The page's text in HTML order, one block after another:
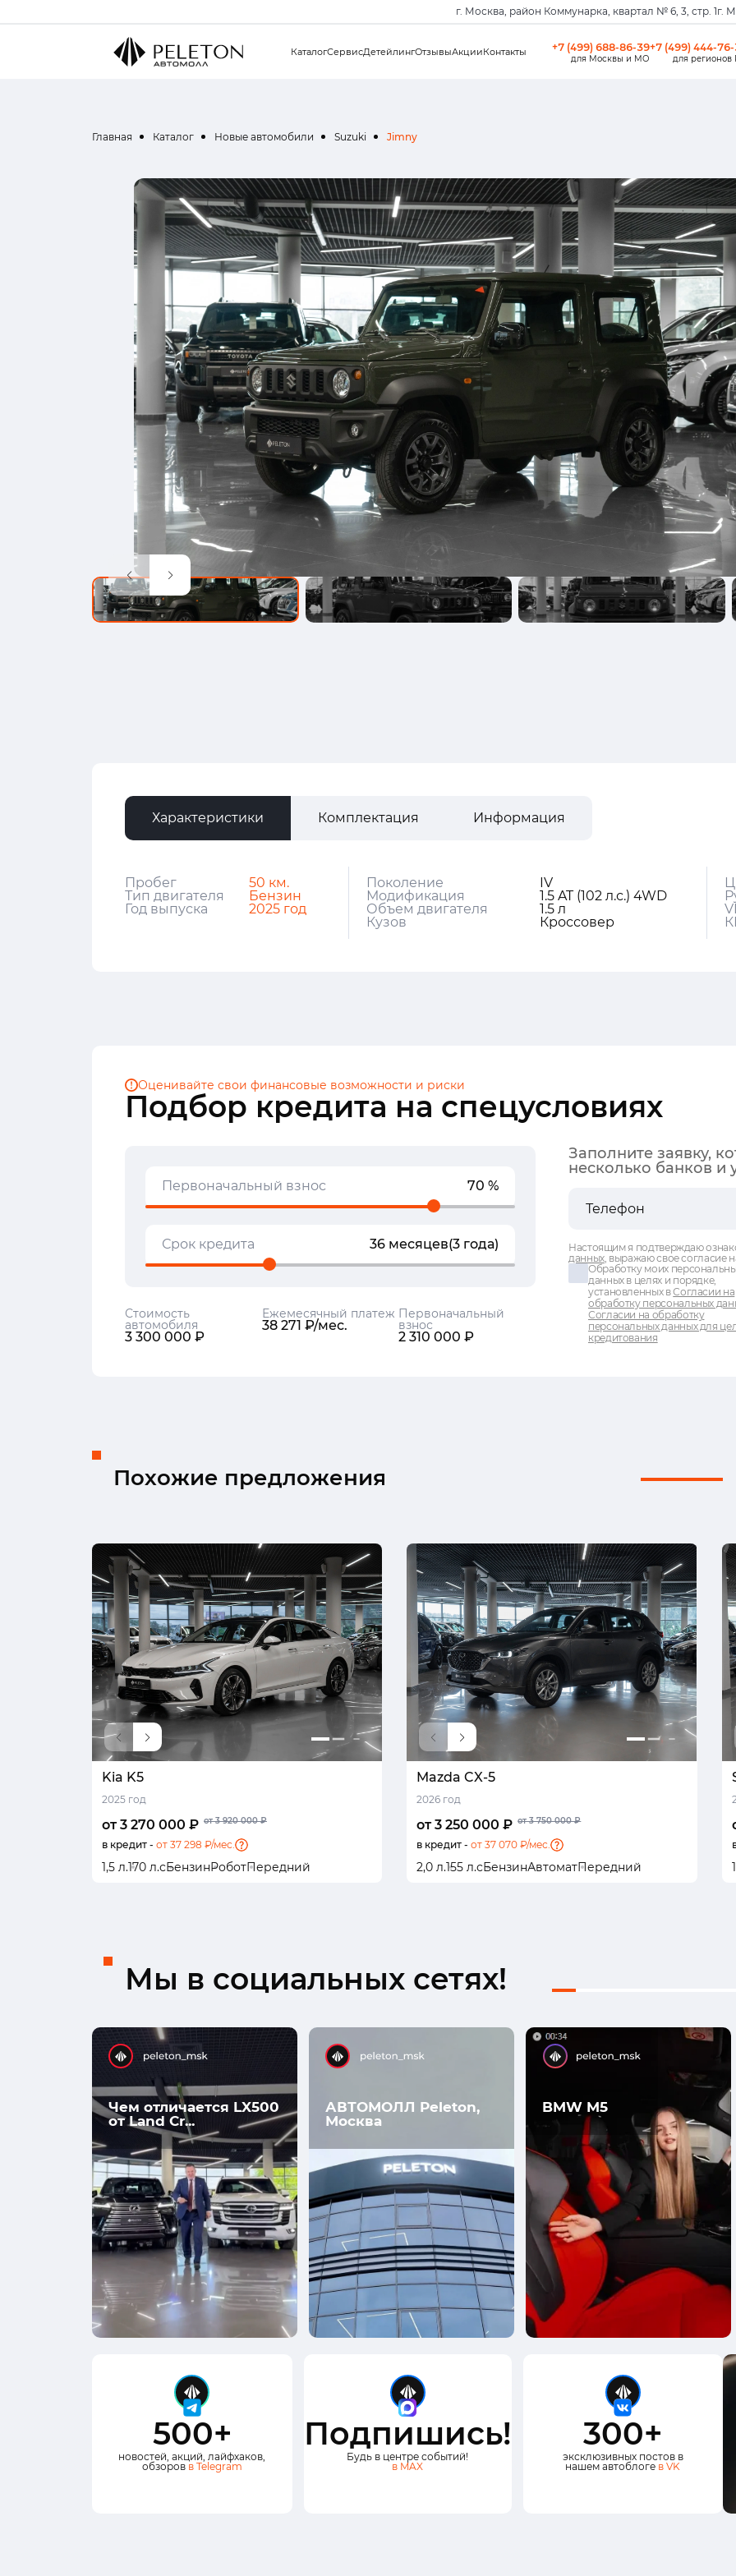
г. Москва, район Коммунарка, квартал № 6, 3, стр. 1г.
КаталогСервисДетейлингОтзывыАкцииКонтакты +7 (499) 688-86-39
для Москвы и МО
+7 (499) 444-
для регионов
Главная Каталог Новые автомобили Suzuki Jimny
Характеристики Комплектация Информация
Пробег
50 км.
Тип двигателя
Бензин
Год выпуска
2025 год
Поколение
IV
Модификация
1.5 AT (102 л.с.) 4WD
Объем двигателя
1.5 л
Кузов
Кроссовер
Подбор кредита на спецусловиях
Оценивайте свои финансовые возможности и риски
Первоначальный взнос 70 %
Срок кредита 36 месяцев(3 года)
Стоимость
автомобиля
3 300 000 ₽
Ежемесячный платеж
38 271 ₽/мес.
Первоначальный
взнос
2 310 000 ₽
Заполните заявку,
несколько банков и
Настоящим я подтверждаю
данных, выражаю свое согласие
Обработку моих
данных в целях и порядке,
установленных вСогласии на
обработку персональных
Согласии на обработку
персональных данных для
кредитования
Похожие предложения
Kia K5
2025 год
от 3 270 000 ₽ от 3 920 000 ₽
в кредит - от 37 298 ₽/мес.
1,5 л.170 л.сБензинРоботПередний
Mazda CX-5
2026 год
от 3 250 000 ₽ от 3 750 000 ₽
в кредит - от 37 070 ₽/мес.
2,0 л.155 л.сБензинАвтоматПередний
Мы в социальных сетях!
Чем отличается LX500
от Land Cr...
АВТОМОЛЛ Peleton,
Москва
BMW M5
500+
новостей, акций, лайфхаков,
обзоров в Telegram
Подпишись!
Будь в центре событий!
в MAX
300+
эксклюзивных постов в
нашем автоблоге в VK